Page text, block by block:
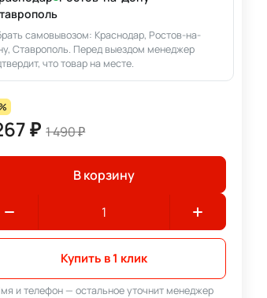
самовывозом: Краснодар, Ростов-на-
Ставрополь. Перед выездом менеджер
что товар на месте.
₽ 1 490 ₽
В корзину
Купить в 1 клик
и телефон — остальное уточнит менеджер